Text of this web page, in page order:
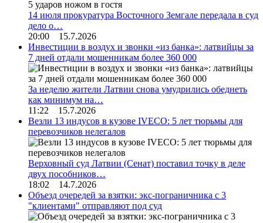
14 июля прокуратура Восточного Земгале передала в суд
дело о…
20:00 15.7.2026
Инвестиции в воздух и звонки «из банка»: латвийцы за
7 дней отдали мошенникам более 360 000
За неделю жители Латвии снова умудрились обеднеть
как минимум на…
11:22 15.7.2026
Везли 13 индусов в кузове IVECO: 5 лет тюрьмы для
перевозчиков нелегалов
Верховный суд Латвии (Сенат) поставил точку в деле
двух пособников…
18:02 14.7.2026
Объезд очередей за взятки: экс-пограничника с 3
"клиентами" отправляют под суд